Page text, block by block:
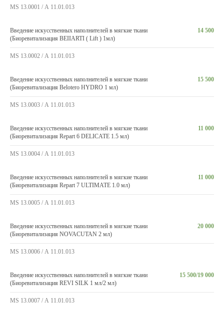
MS 13.0001 / А 11.01.013
Введение искусственных наполнителей в мягкие ткани
(Биоревитализация BEIIARTI ( Lift ) 1мл)
14 500
MS 13.0002 / А 11.01.013
Введение искусственных наполнителей в мягкие ткани
(Биоревитализация Belotero HYDRO 1 мл)
15 500
MS 13.0003 / А 11.01.013
Введение искусственных наполнителей в мягкие ткани
(Биоревитализация Repart 6 DELICATE 1.5 мл)
11 000
MS 13.0004 / А 11.01.013
Введение искусственных наполнителей в мягкие ткани
(Биоревитализация Repart 7 ULTIMATE 1.0 мл)
11 000
MS 13.0005 / А 11.01.013
Введение искусственных наполнителей в мягкие ткани
(Биоревитализация NOVACUTAN 2 мл)
20 000
MS 13.0006 / А 11.01.013
Введение искусственных наполнителей в мягкие ткани
(Биоревитализация REVI SILK 1 мл/2 мл)
15 500/19 000
MS 13.0007 / А 11.01.013